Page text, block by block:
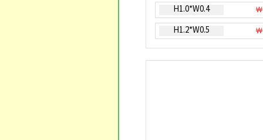
H1.0*W0.4
H1.2*W0.5